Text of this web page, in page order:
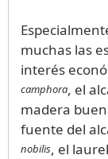
muchas las
interés
camphora, el
madera
fuente del
nobilis, el